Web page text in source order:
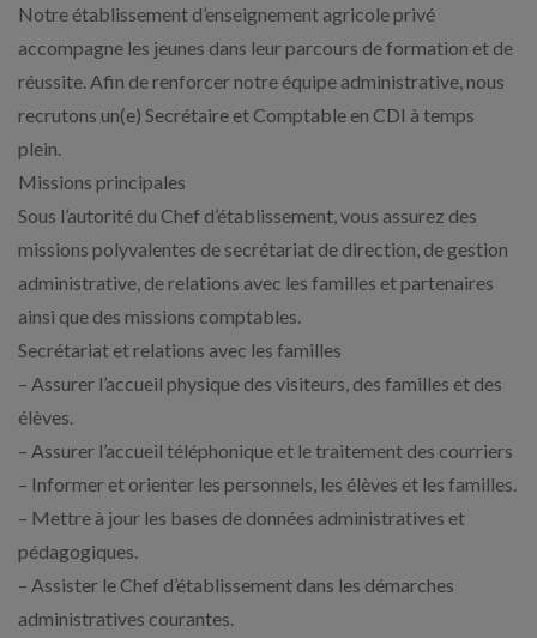
Notre établissement d’enseignement agricole privé
accompagne les jeunes dans leur parcours de formation et de
réussite. Afin de renforcer notre équipe administrative, nous
recrutons un(e) Secrétaire et Comptable en CDI à temps
plein.
Missions principales
Sous l’autorité du Chef d’établissement, vous assurez des
missions polyvalentes de secrétariat de direction, de gestion
administrative, de relations avec les familles et partenaires
ainsi que des missions comptables.
Secrétariat et relations avec les familles
– Assurer l’accueil physique des visiteurs, des familles et des
élèves.
– Assurer l’accueil téléphonique et le traitement des courriers
– Informer et orienter les personnels, les élèves et les familles.
– Mettre à jour les bases de données administratives et
pédagogiques.
– Assister le Chef d’établissement dans les démarches
administratives courantes.